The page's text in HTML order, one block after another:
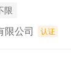
限
限公司 认证